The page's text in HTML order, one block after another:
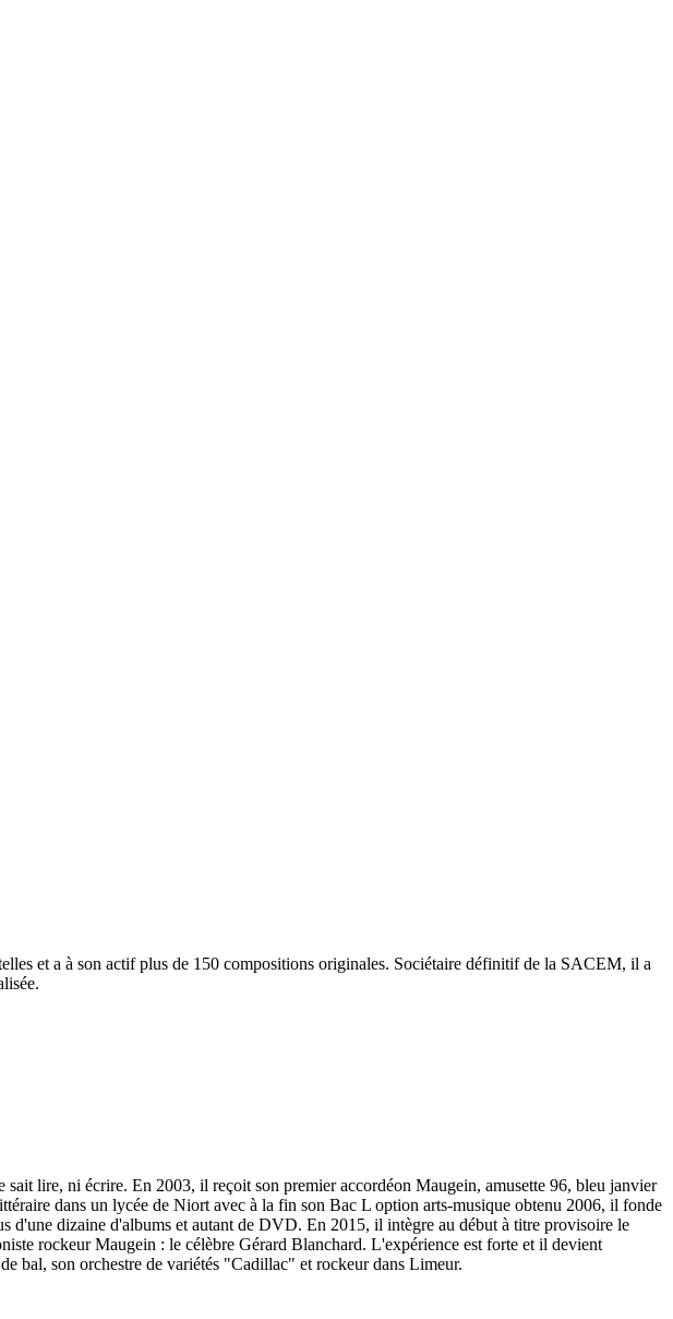
et a à son actif plus de 150 compositions originales. Sociétaire définitif de la SACEM, il a
lire, ni écrire. En 2003, il reçoit son premier accordéon Maugein, amusette 96, bleu janvier
dans un lycée de Niort avec à la fin son Bac L option arts-musique obtenu 2006, il fonde
d'une dizaine d'albums et autant de DVD. En 2015, il intègre au début à titre provisoire le
rockeur Maugein : le célèbre Gérard Blanchard. L'expérience est forte et il devient
bal, son orchestre de variétés "Cadillac" et rockeur dans Limeur.